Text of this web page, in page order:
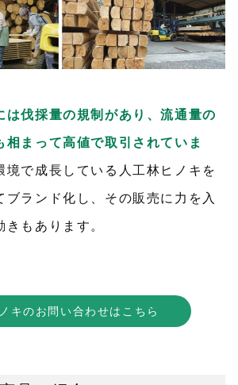
は伐採量の規制があり、流通量の
相まって高値で取引されていま
境で成長している人工林ヒノキを
ブランド化し、その販売に力を入
もあります。
キのお問い合わせはこちら